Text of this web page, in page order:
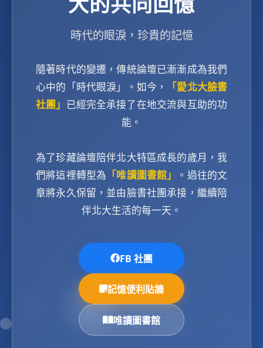
時代的眼淚，珍貴的記憶
隨著時代的變遷，傳統論壇已漸漸成為我們
心中的「時代眼淚」。如今，
「愛北大臉書
社團」 已經完全承接了在地交流與互助的功
能。
為了珍藏論壇陪伴北大特區成長的歲月，我
們將這裡轉型為 「唯讀圖書館」
。過往的文
章將永久保留，並由臉書社團承接，繼續陪
伴北大生活的每一天。
FB 社團
記憶便利貼牆
唯讀圖書館